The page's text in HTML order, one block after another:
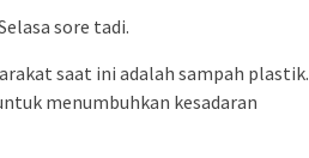
sore tadi.
saat ini adalah sampah plastik.
menumbuhkan kesadaran